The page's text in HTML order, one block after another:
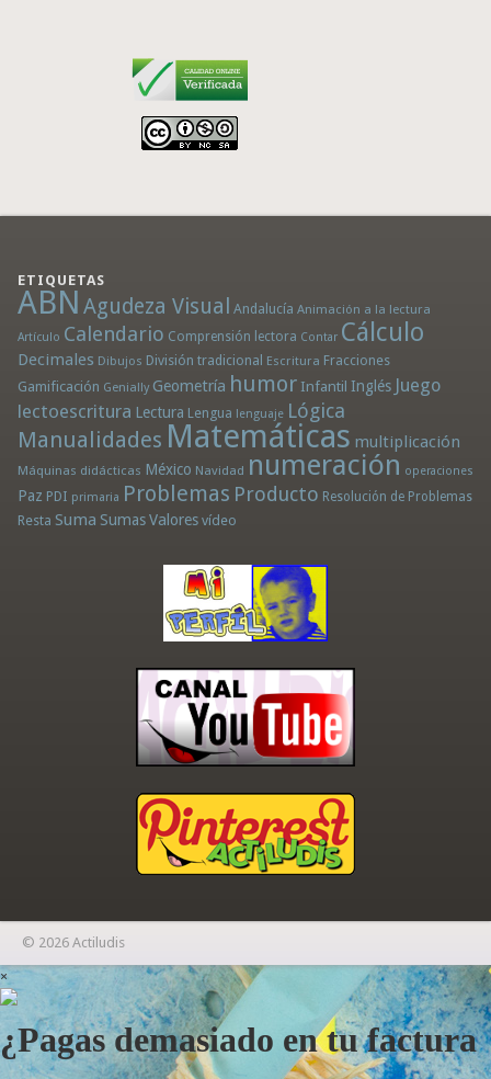
ETIQUETAS
ABN Agudeza Visual Andalucía Animación a la lectura
Artículo Calendario Comprensión lectora Contar Cálculo
Decimales Dibujos División tradicional Escritura Fracciones
Gamificación Genially Geometría humor Infantil Inglés Juego
lectoescritura Lectura Lengua lenguaje Lógica
Manualidades Matemáticas multiplicación
Máquinas didácticas México Navidad numeración operaciones
Paz PDI primaria Problemas Producto Resolución de Problemas
Resta Suma Sumas Valores vídeo
© 2026 Actiludis
×
¿Pagas demasiado en tu factura